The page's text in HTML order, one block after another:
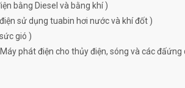
bằng Diesel và bằng khí )
sử dụng tuabin hơi nước và khí đốt )
gió )
phát điện cho thủy điện, sóng và các đấứng